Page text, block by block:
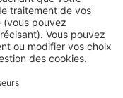
d’intérieur :
...